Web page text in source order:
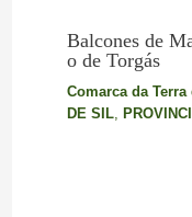
Balcones de
o de Torgás
Comarca da Terra
DE SIL,